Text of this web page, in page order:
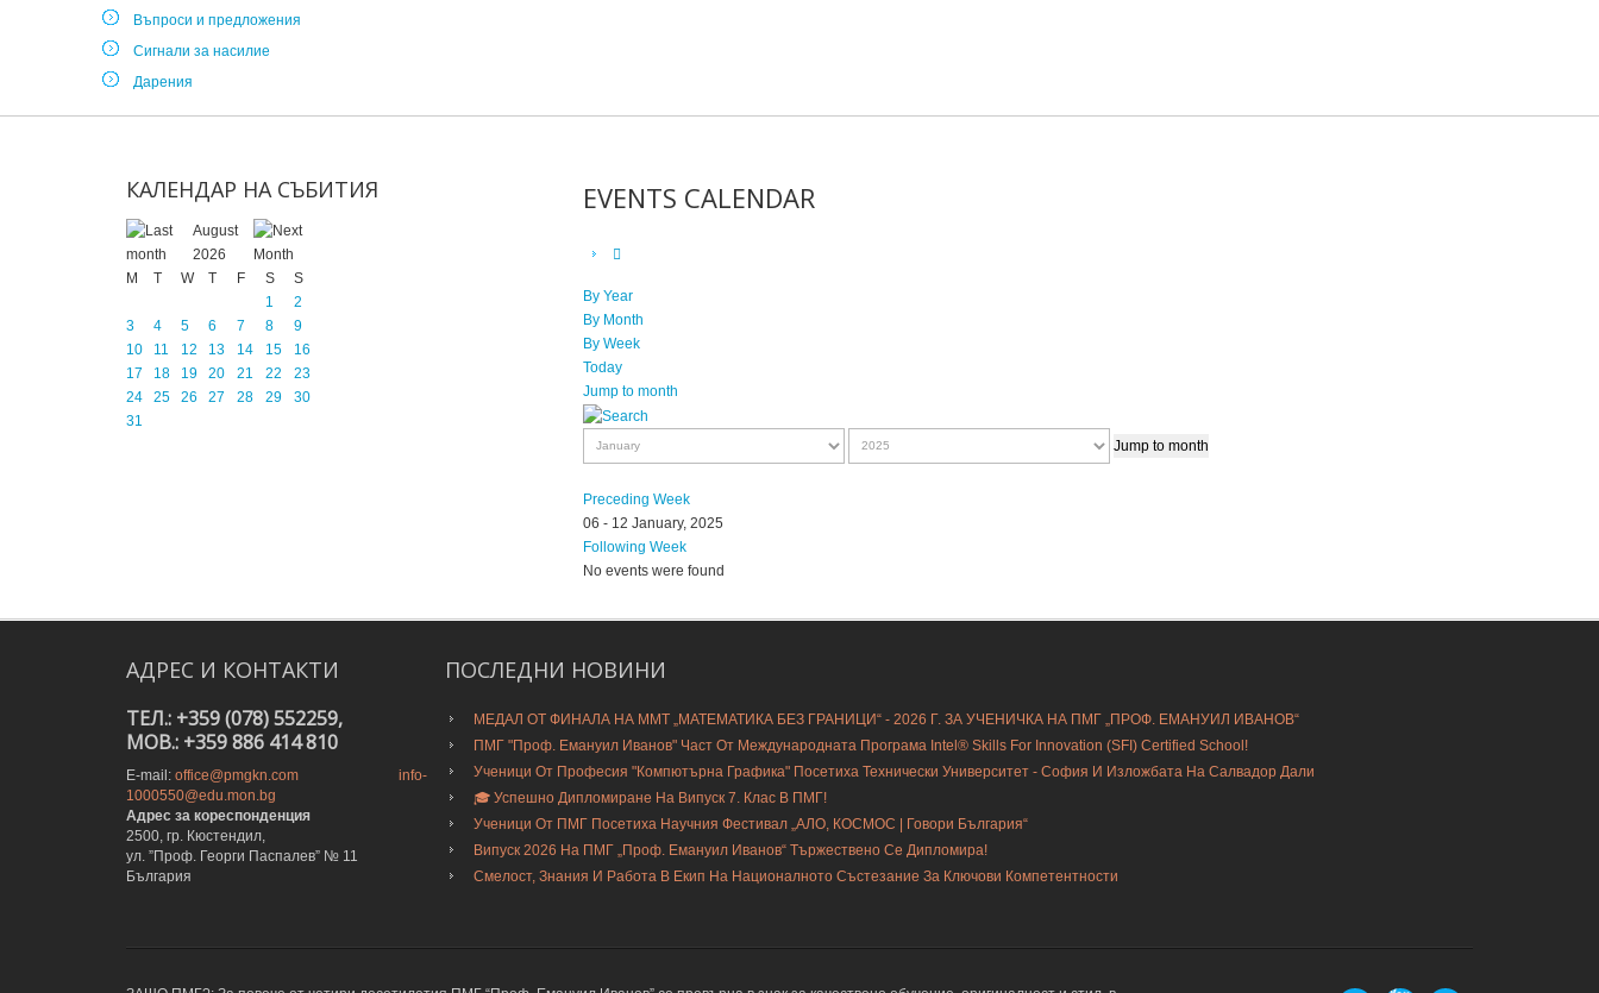
Въпроси и предложения
Сигнали за насилие
Дарения
КАЛЕНДАР НА СЪБИТИЯ
August
2026
M
T W T F S
S
1
2
3
4 5 6 7 8
9
10
11 12 13 14 15
16
17
18 19 20 21 22
23
24
25 26 27 28 29
30
31
EVENTS CALENDAR
By Year
By Month
By Week
Today
Jump to month
Jump to month
Preceding Week
06 - 12 January, 2025
Following Week
No events were found
АДРЕС И КОНТАКТИ
ТЕЛ.: +359 (078) 552259,
MOB.: +359 886 414 810
E-mail: office@pmgkn.com
info-
1000550@edu.mon.bg
Адрес за кореспонденция
2500, гр. Кюстендил,
ул. ”Проф. Георги Паспалев” № 11
България
ПОСЛЕДНИ НОВИНИ
МЕДАЛ ОТ ФИНАЛА НА ММТ „МАТЕМАТИКА БЕЗ ГРАНИЦИ“ - 2026 Г. ЗА УЧЕНИЧКА НА ПМГ „ПРОФ. ЕМАНУИЛ ИВАНОВ“
ПМГ "Проф. Емануил Иванов" Част От Международната Програма Intel® Skills For Innovation (SFI) Certified School!
Ученици От Професия "Компютърна Графика" Посетиха Технически Университет - София И Изложбата На Салвадор Дали
🎓 Успешно Дипломиране На Випуск 7. Клас В ПМГ!
Ученици От ПМГ Посетиха Научния Фестивал „АЛО, КОСМОС | Говори България“
Випуск 2026 На ПМГ „Проф. Емануил Иванов“ Тържествено Се Дипломира!
Смелост, Знания И Работа В Екип На Националното Състезание За Ключови Компетентности